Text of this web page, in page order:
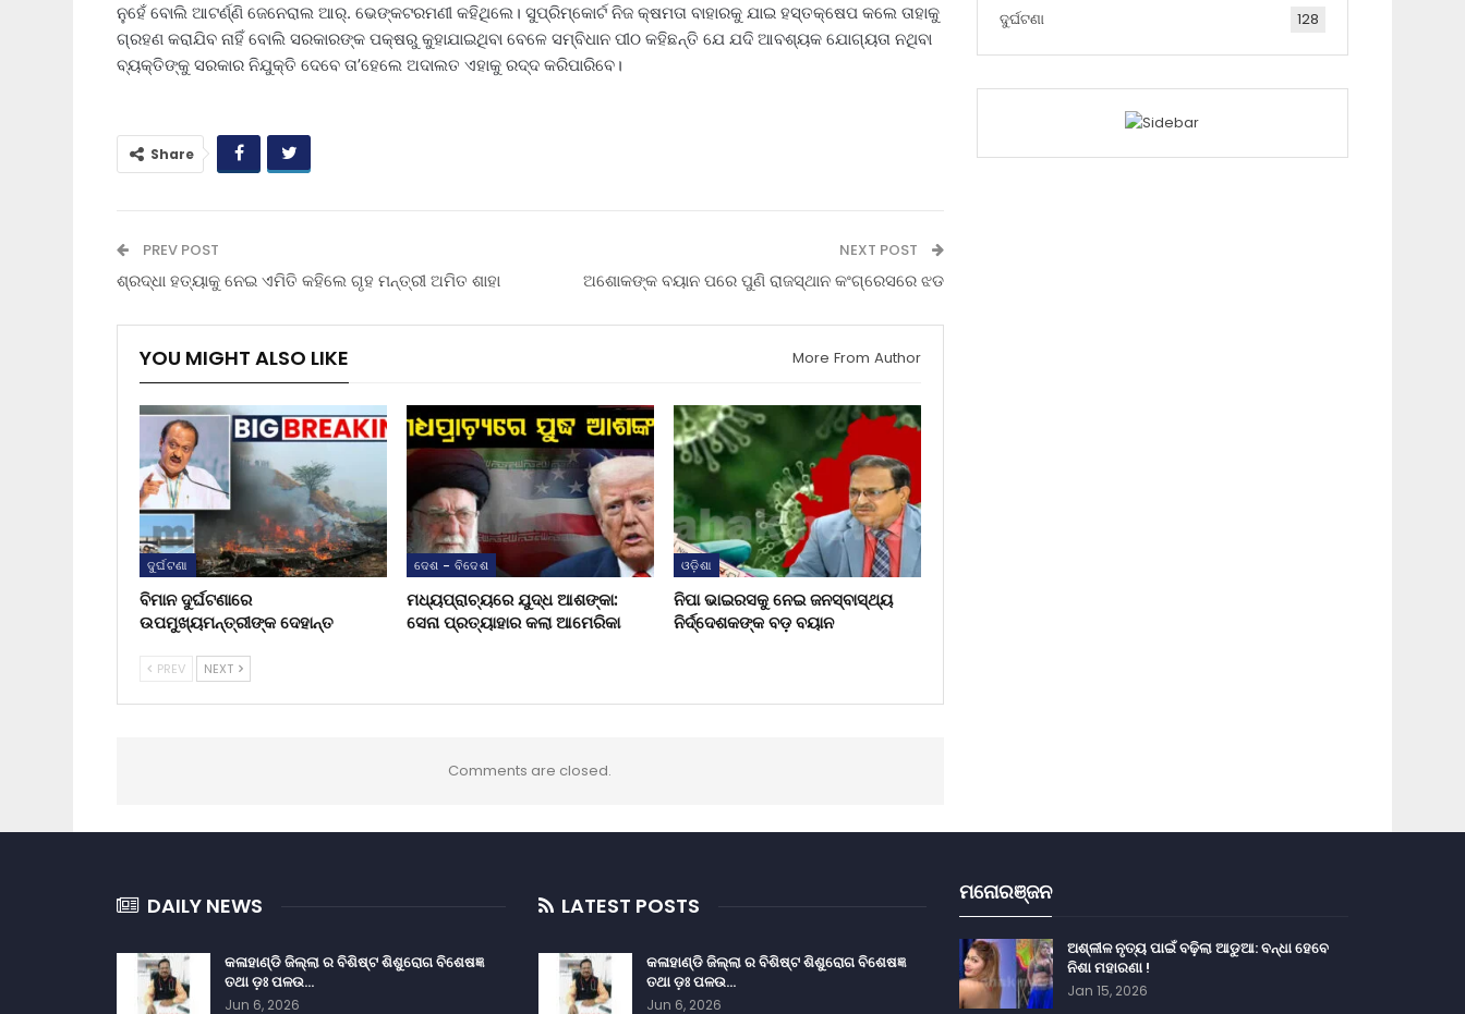
ନୁହେଁ ବୋଲି ଆଟର୍ଣ୍ଣି ଜେନେରାଲ ଆର୍‌. ଭେଙ୍କଟରମଣୀ କହିଥିଲେ। ସୁପ୍ରିମ୍‌କୋର୍ଟ ନିଜ କ୍ଷମତା ବାହାରକୁ ଯାଇ ହସ୍ତକ୍ଷେପ କଲେ ତାହାକୁ
ଗ୍ରହଣ କରାଯିବ ନାହିଁ ବୋଲି ସରକାରଙ୍କ ପକ୍ଷରୁ କୁହାଯାଇଥିବା ବେଳେ ସମ୍ବିଧାନ ପୀଠ କହିଛନ୍ତି ଯେ ଯଦି ଆବଶ୍ୟକ ଯୋଗ୍ୟତା ନଥିବା
ବ୍ୟକ୍ତିଙ୍କୁ ସରକାର ନିଯୁକ୍ତି ଦେବେ ତା’ହେଲେ ଅଦାଲତ ଏହାକୁ ରଦ୍ଦ କରିପାରିବେ।
Share
PREV POST
ଶ୍ରଦ୍ଧା ହତ୍ୟାକୁ ନେଇ ଏମିତି କହିଲେ ଗୃହ ମନ୍ତ୍ରୀ ଅମିତ ଶାହା
NEXT POST
ଅଶୋକଙ୍କ ବୟାନ ପରେ ପୁଣି ରାଜସ୍ଥାନ କଂଗ୍ରେସରେ ଝଡ
YOU MIGHT ALSO LIKE More From Author
ଦୁର୍ଘଟଣା
ବିମାନ ଦୁର୍ଘଟଣାରେ
ଉପମୁଖ୍ୟମନ୍ତ୍ରୀଙ୍କ ଦେହାନ୍ତ
ଦେଶ - ବିଦେଶ
ମଧ୍ୟପ୍ରାଚ୍ୟରେ ଯୁଦ୍ଧ ଆଶଙ୍କା:
ସେନା ପ୍ରତ୍ୟାହାର କଲା ଆମେରିକା
ଓଡ଼ିଶା
ନିପା ଭାଇରସକୁ ନେଇ ଜନସ୍ବାସ୍ଥ୍ୟ
ନିର୍ଦ୍ଦେଶକଙ୍କ ବଡ଼ ବୟାନ
PREV NEXT
Comments are closed.
ଦୁର୍ଘଟଣା 128
DAILY NEWS
କଳାହାଣ୍ଡି ଜିଲ୍ଲା ର ବିଶିଷ୍ଟ ଶିଶୁରୋଗ ବିଶେଷଜ୍ଞ
ତଥା ଡ଼ଃ ପଳଉ…
Jun 6, 2026
LATEST POSTS
କଳାହାଣ୍ଡି ଜିଲ୍ଲା ର ବିଶିଷ୍ଟ ଶିଶୁରୋଗ ବିଶେଷଜ୍ଞ
ତଥା ଡ଼ଃ ପଳଉ…
Jun 6, 2026
ମନୋରଞ୍ଜନ
ଅଶ୍ଳୀଳ ନୃତ୍ୟ ପାଇଁ ବଢ଼ିଲା ଆଡୁଆ: ବନ୍ଧା ହେବେ
ନିଶା ମହାରଣା !
Jan 15, 2026